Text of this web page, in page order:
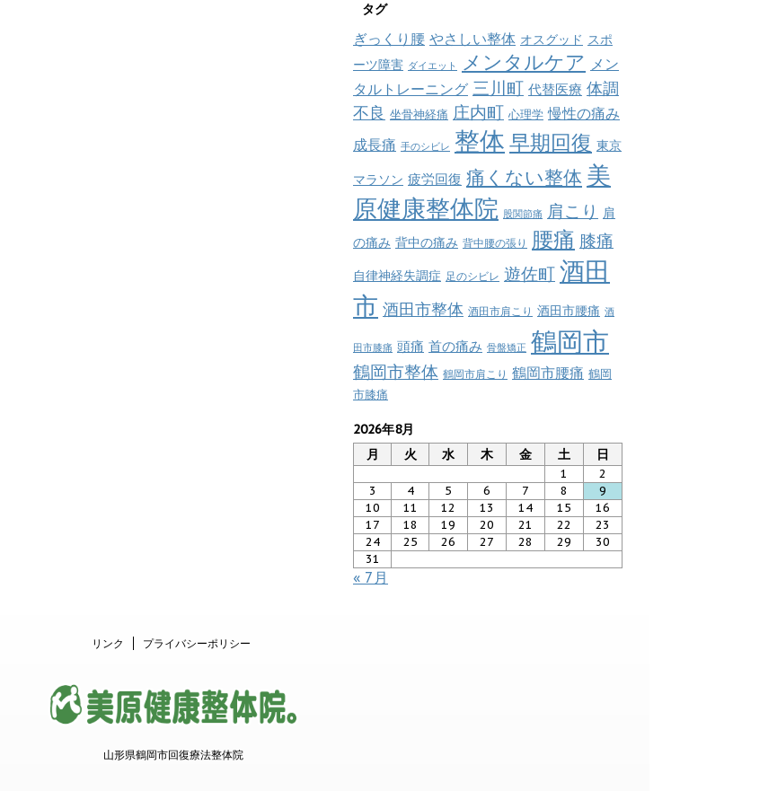
タグ
ぎっくり腰 やさしい整体 オスグッド スポ
ーツ障害 ダイエット メンタルケア メン
タルトレーニング 三川町 代替医療 体調
不良 坐骨神経痛 庄内町 心理学 慢性の痛み
成長痛 手のシビレ 整体 早期回復 東京
マラソン 疲労回復 痛くない整体 美
原健康整体院 股関節痛 肩こり 肩
の痛み 背中の痛み 背中腰の張り 腰痛 膝痛
自律神経失調症 足のシビレ 遊佐町 酒田
市 酒田市整体 酒田市肩こり 酒田市腰痛 酒
田市膝痛 頭痛 首の痛み 骨盤矯正 鶴岡市
鶴岡市整体 鶴岡市肩こり 鶴岡市腰痛 鶴岡
市膝痛
2026年8月
月
火 水 木 金 土 日
1
2
3
4 5 6 7 8
9
10
11 12 13 14 15
16
17
18 19 20 21 22
23
24
25 26 27 28 29
30
31
« 7月
リンク プライバシーポリシー
山形県鶴岡市回復療法整体院